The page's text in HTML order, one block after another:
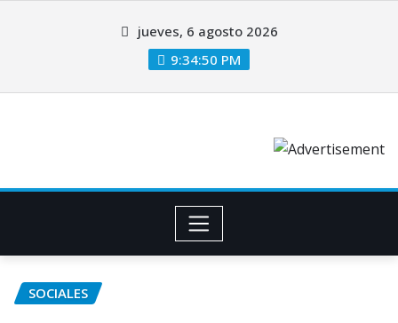
jueves, 6 agosto 2026
9:34:51 PM
SOCIALES